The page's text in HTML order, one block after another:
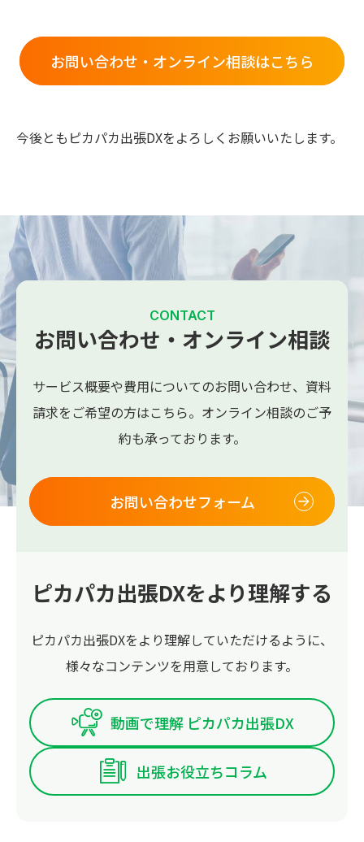
お問い合わせ・オンライン相談はこちら
今後ともピカパカ出張DXをよろしくお願いいたします。
CONTACT
お問い合わせ・オンライン相談
サービス概要や費用についてのお問い合わせ、 資料
請求をご希望の方はこちら。 オンライン相談のご予
約も承っております。
お問い合わせフォーム
ピカパカ出張DXをより理解する
ピカパカ出張DXをより理解していただけるように、
様々なコンテンツを用意しております。
動画で理解 ピカパカ出張DX
出張お役立ちコラム